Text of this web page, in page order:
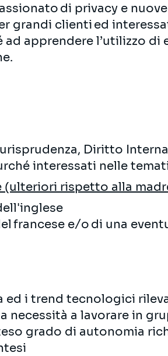
di privacy e
grandi clienti ed
ad apprendere l’utilizzo
Diritto
interessati nelle
rispetto alla
francese e/o di una
ed i trend tecnologici
necessità a lavorare in
grado di autonomia